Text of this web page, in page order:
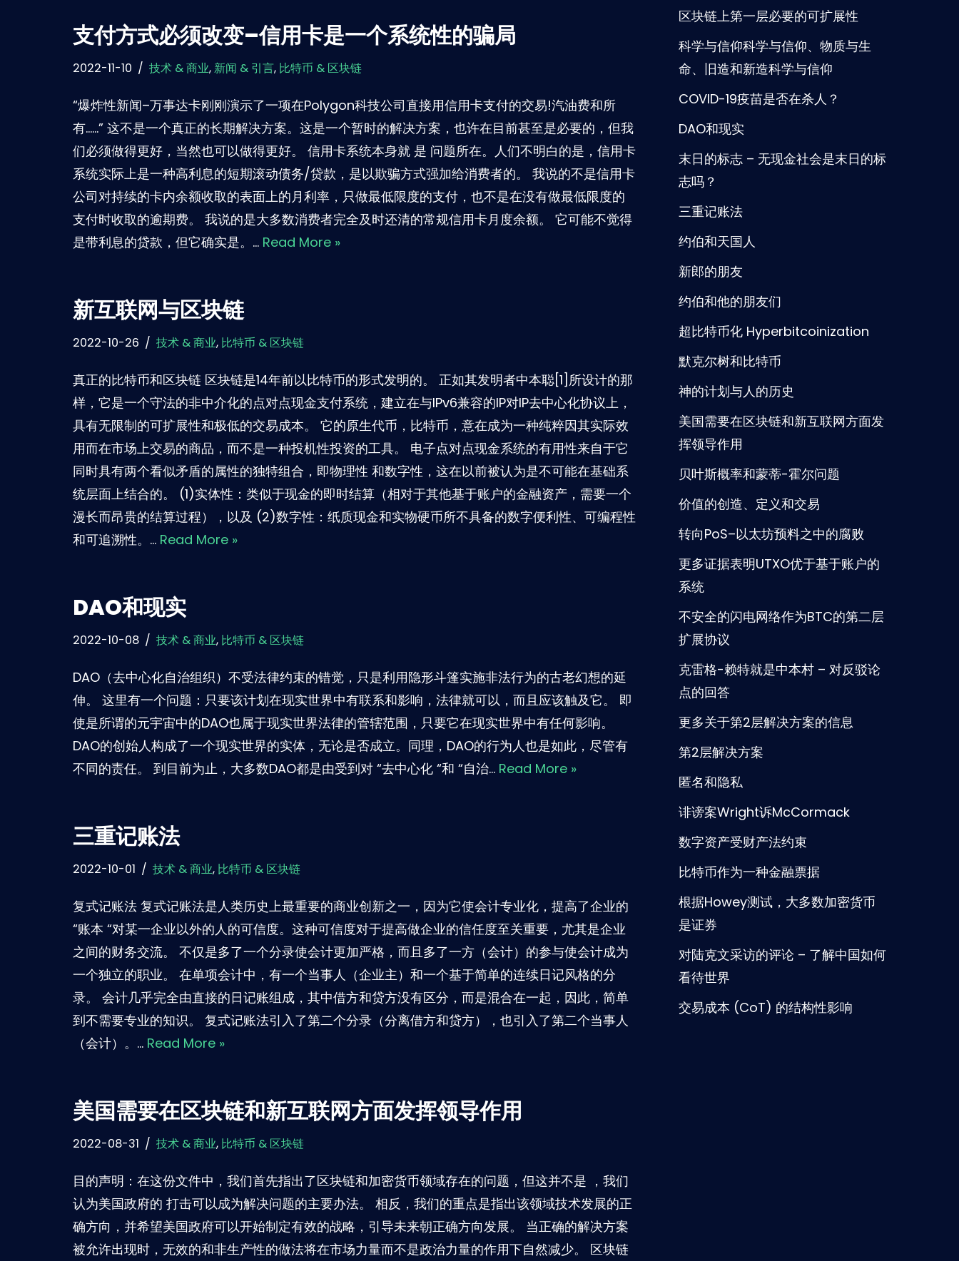
支付方式必须改变–信用卡是一个系统性的骗局
2022-11-10 技术 & 商业,新闻 & 引言, 比特币 & 区块链
“爆炸性新闻–万事达卡刚刚演示了一项在Polygon科技公司直接用信用卡支付的交易!汽油费和所
有……” 这不是一个真正的长期解决方案。这是一个暂时的解决方案，也许在目前甚至是必要的，但我
们必须做得更好，当然也可以做得更好。 信用卡系统本身就 是 问题所在。人们不明白的是，信用卡
系统实际上是一种高利息的短期滚动债务/贷款，是以欺骗方式强加给消费者的。 我说的不是信用卡
公司对持续的卡内余额收取的表面上的月利率，只做最低限度的支付，也不是在没有做最低限度的
支付时收取的逾期费。 我说的是大多数消费者完全及时还清的常规信用卡月度余额。 它可能不觉得
是带利息的贷款，但它确实是。… Read More »
新互联网与区块链
2022-10-26 技术 & 商业, 比特币 & 区块链
真正的比特币和区块链 区块链是14年前以比特币的形式发明的。 正如其发明者中本聪[1]所设计的那
样，它是一个守法的非中介化的点对点现金支付系统，建立在与IPv6兼容的IP对IP去中心化协议上，
具有无限制的可扩展性和极低的交易成本。 它的原生代币，比特币，意在成为一种纯粹因其实际效
用而在市场上交易的商品，而不是一种投机性投资的工具。 电子点对点现金系统的有用性来自于它
同时具有两个看似矛盾的属性的独特组合，即物理性 和数字性，这在以前被认为是不可能在基础系
统层面上结合的。 (1)实体性：类似于现金的即时结算（相对于其他基于账户的金融资产，需要一个
漫长而昂贵的结算过程），以及 (2)数字性：纸质现金和实物硬币所不具备的数字便利性、可编程性
和可追溯性。… Read More »
DAO和现实
2022-10-08 技术 & 商业, 比特币 & 区块链
DAO（去中心化自治组织）不受法律约束的错觉，只是利用隐形斗篷实施非法行为的古老幻想的延
伸。 这里有一个问题：只要该计划在现实世界中有联系和影响，法律就可以，而且应该触及它。 即
使是所谓的元宇宙中的DAO也属于现实世界法律的管辖范围，只要它在现实世界中有任何影响。
DAO的创始人构成了一个现实世界的实体，无论是否成立。同理，DAO的行为人也是如此，尽管有
不同的责任。 到目前为止，大多数DAO都是由受到对 “去中心化 “和 “自治… Read More »
三重记账法
2022-10-01 技术 & 商业, 比特币 & 区块链
复式记账法 复式记账法是人类历史上最重要的商业创新之一，因为它使会计专业化，提高了企业的
“账本 “对某一企业以外的人的可信度。这种可信度对于提高做企业的信任度至关重要，尤其是企业
之间的财务交流。 不仅是多了一个分录使会计更加严格，而且多了一方（会计）的参与使会计成为
一个独立的职业。 在单项会计中，有一个当事人（企业主）和一个基于简单的连续日记风格的分
录。 会计几乎完全由直接的日记账组成，其中借方和贷方没有区分，而是混合在一起，因此，简单
到不需要专业的知识。 复式记账法引入了第二个分录（分离借方和贷方），也引入了第二个当事人
（会计）。… Read More »
美国需要在区块链和新互联网方面发挥领导作用
2022-08-31 技术 & 商业, 比特币 & 区块链
目的声明：在这份文件中，我们首先指出了区块链和加密货币领域存在的问题，但这并不是 ，我们
认为美国政府的 打击可以成为解决问题的主要办法。 相反，我们的重点是指出该领域技术发展的正
确方向，并希望美国政府可以开始制定有效的战略，引导未来朝正确方向发展。 当正确的解决方案
被允许出现时，无效的和非生产性的做法将在市场力量而不是政治力量的作用下自然减少。 区块链
区块链上第一层必要的可扩展性
科学与信仰科学与信仰、物质与生
命、旧造和新造科学与信仰
COVID-19疫苗是否在杀人？
DAO和现实
末日的标志 – 无现金社会是末日的标
志吗？
三重记账法
约伯和天国人
新郎的朋友
约伯和他的朋友们
超比特币化 Hyperbitcoinization
默克尔树和比特币
神的计划与人的历史
美国需要在区块链和新互联网方面发
挥领导作用
贝叶斯概率和蒙蒂-霍尔问题
价值的创造、定义和交易
转向PoS–以太坊预料之中的腐败
更多证据表明UTXO优于基于账户的
系统
不安全的闪电网络作为BTC的第二层
扩展协议
克雷格-赖特就是中本村 – 对反驳论
点的回答
更多关于第2层解决方案的信息
第2层解决方案
匿名和隐私
诽谤案Wright诉McCormack
数字资产受财产法约束
比特币作为一种金融票据
根据Howey测试，大多数加密货币
是证券
对陆克文采访的评论 – 了解中国如何
看待世界
交易成本 (CoT) 的结构性影响